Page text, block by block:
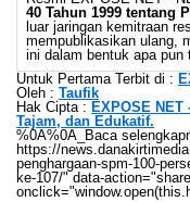
40 Tahun 1999 tentang
luar jaringan kemitraan
mempublikasikan ulang,
ini dalam bentuk apa
Untuk Pertama Terbit di :
Oleh : Taufik
Hak Cipta : EXPOSE
Tajam, dan Edukatif.
%0A%0A_Baca
https://
penghargaan-spm-100-
ke-107/" data-